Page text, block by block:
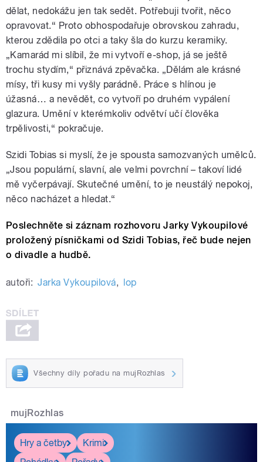
dělat, nedokážu jen tak sedět. Potřebuji tvořit, něco
opravovat.“ Proto obhospodařuje obrovskou zahradu,
kterou zdědila po otci a taky šla do kurzu keramiky.
„Kamarád mi slíbil, že mi vytvoří e-shop, já se ještě
trochu stydím,“ přiznává zpěvačka. „Dělám ale krásné
mísy, tři kusy mi vyšly parádně. Práce s hlínou je
úžasná… a nevědět, co vytvoří po druhém vypálení
glazura. Umění v kterémkoliv odvětví učí člověka
trpělivosti,“ pokračuje.
Szidi Tobias si myslí, že je spousta samozvaných umělců.
„Jsou populární, slavní, ale velmi povrchní – takoví lidé
mě vyčerpávají. Skutečné umění, to je neustálý nepokoj,
něco nacházet a hledat.“
Poslechněte si záznam rozhovoru Jarky Vykoupilové
proložený písničkami od Szidi Tobias, řeč bude nejen
o divadle a hudbě.
autoři: Jarka Vykoupilová, lop
Všechny díly pořadu na mujRozhlas
mujRozhlas
Hry a četby
Krimi